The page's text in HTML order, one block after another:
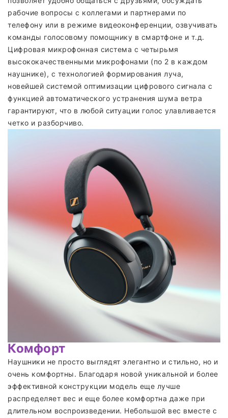
рабочие вопросы с коллегами и партнерами по
телефону или в режиме видеоконференции, озвучивать
команды голосовому помощнику в смартфоне и т.д.
Цифровая микрофонная система с четырьмя
высококачественными микрофонами (по 2 в каждом
наушнике), с технологией формирования луча,
новейшей системой оптимизации цифрового сигнала с
функцией автоматического устранения шума ветра
гарантируют, что в любой ситуации голос улавливается
четко и разборчиво.
Комфорт
Наушники не просто выглядят элегантно и стильно, но и
очень комфортны. Благодаря новой уникальной и более
эффективной конструкции модель еще лучше
распределяет вес и еще более комфортна даже при
длительном воспроизведении. Небольшой вес вместе с